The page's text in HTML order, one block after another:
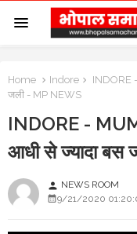
Home Indore
INDORE
जली - MP NEWS
INDORE -
आधी से ज्यादा बस
person NEWS ROOM
9/21/2020